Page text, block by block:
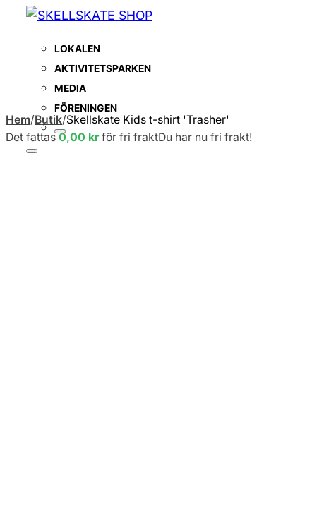
LOKALEN
AKTIVITETSPARKEN
MEDIA
FÖRENINGEN
Hem/Butik/Skellskate Kids t-shirt 'Trasher'
Det fattas0,00 krför fri fraktDu har nu fri frakt!